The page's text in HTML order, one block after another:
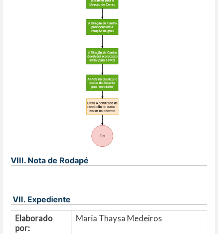
VIII. Nota de Rodapé
VII. Expediente
Elaborado
por:
Maria Thaysa Medeiros